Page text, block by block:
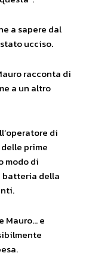
a sapere dal
ucciso.
racconta di
a un altro
di
prime
modo di
batteria della
Mauro… e